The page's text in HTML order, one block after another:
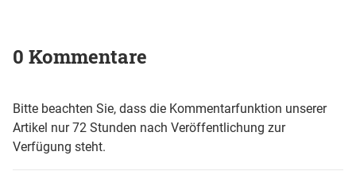
0 Kommentare
Bitte beachten Sie, dass die Kommentarfunktion unserer
Artikel nur 72 Stunden nach Veröffentlichung zur
Verfügung steht.